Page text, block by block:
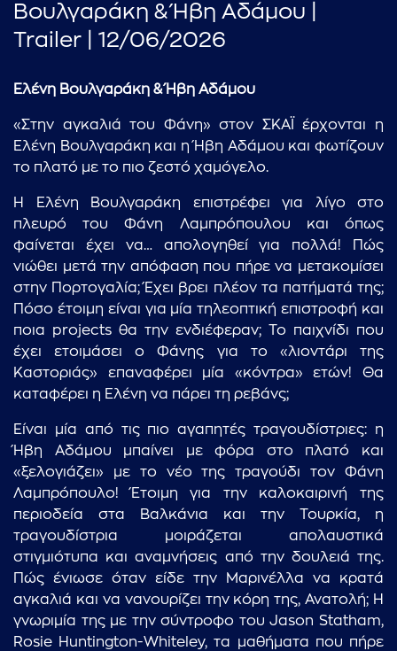
Βουλγαράκη & Ήβη Αδάμου |
Trailer | 12/06/2026
Ελένη Βουλγαράκη & Ήβη Αδάμου
«Στην αγκαλιά του Φάνη» στον ΣΚΑΪ έρχονται η
Ελένη Βουλγαράκη και η Ήβη Αδάμου και φωτίζουν
το πλατό με το πιο ζεστό χαμόγελο.
Η Ελένη Βουλγαράκη επιστρέφει για λίγο στο
πλευρό του Φάνη Λαμπρόπουλου και όπως
φαίνεται έχει να… απολογηθεί για πολλά! Πώς
νιώθει μετά την απόφαση που πήρε να μετακομίσει
στην Πορτογαλία; Έχει βρει πλέον τα πατήματά της;
Πόσο έτοιμη είναι για μία τηλεοπτική επιστροφή και
ποια projects θα την ενδιέφεραν; Το παιχνίδι που
έχει ετοιμάσει ο Φάνης για το «λιοντάρι της
Καστοριάς» επαναφέρει μία «κόντρα» ετών! Θα
καταφέρει η Ελένη να πάρει τη ρεβάνς;
Είναι μία από τις πιο αγαπητές τραγουδίστριες: η
Ήβη Αδάμου μπαίνει με φόρα στο πλατό και
«ξελογιάζει» με το νέο της τραγούδι τον Φάνη
Λαμπρόπουλο! Έτοιμη για την καλοκαιρινή της
περιοδεία στα Βαλκάνια και την Τουρκία, η
τραγουδίστρια μοιράζεται απολαυστικά
στιγμιότυπα και αναμνήσεις από την δουλειά της.
Πώς ένιωσε όταν είδε την Μαρινέλλα να κρατά
αγκαλιά και να νανουρίζει την κόρη της, Ανατολή; Η
γνωριμία της με την σύντροφο του Jason Statham,
Rosie Huntington-Whiteley, τα μαθήματα που πήρε